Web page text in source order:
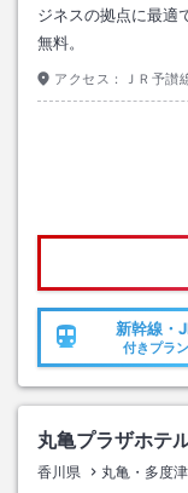
ジネスの拠点に最適
無料。
アクセス： ＪＲ予
新幹線・
付きプラン
丸亀プラザホテ
香川県 丸亀・多度津